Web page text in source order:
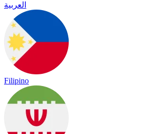
العربية
Filipino